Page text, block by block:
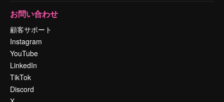
お問い合わせ
顧客サポート
Instagram
YouTube
LinkedIn
TikTok
Discord